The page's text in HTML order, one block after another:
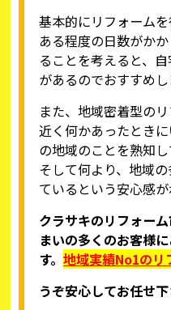
基本的にリフォーム
ある程度の日数がか
ることを考えると、
があるのでおすすめし
また、地域密着型の
近く何かあったとき
の地域のことを熟知
そして何より、地域
ているという安心感が
クラサキのリフォー
まいの多くのお客様
す。地域実績No1のリ
うぞ安心してお任せ下